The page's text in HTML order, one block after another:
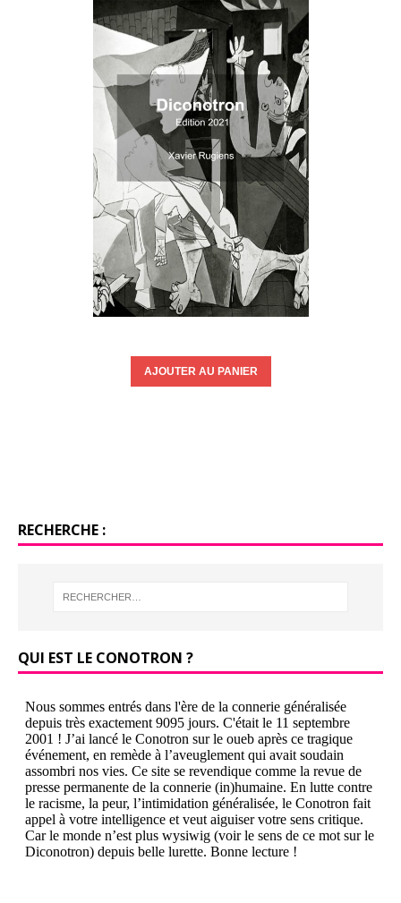
RECHERCHE :
QUI EST LE CONOTRON ?